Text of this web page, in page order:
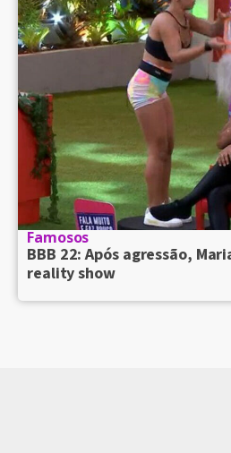
Famosos
BBB 22: Após agressão,
reality show